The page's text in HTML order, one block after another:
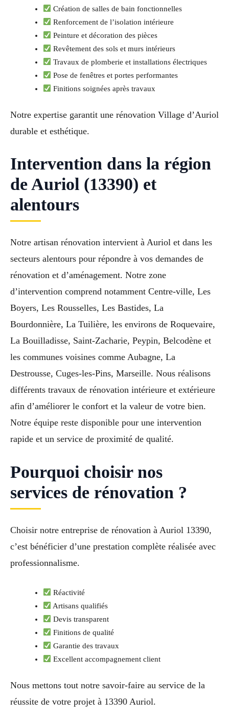
Création de salles de bain fonctionnelles
Renforcement de l’isolation intérieure
Peinture et décoration des pièces
Revêtement des sols et murs intérieurs
Travaux de plomberie et installations électriques
Pose de fenêtres et portes performantes
Finitions soignées après travaux
Notre expertise garantit une rénovation Village d’Auriol
durable et esthétique.
Intervention dans la région
de Auriol (13390) et
alentours
Notre artisan rénovation intervient à Auriol et dans les
secteurs alentours pour répondre à vos demandes de
rénovation et d’aménagement. Notre zone
d’intervention comprend notamment Centre-ville, Les
Boyers, Les Rousselles, Les Bastides, La
Bourdonnière, La Tuilière, les environs de Roquevaire,
La Bouilladisse, Saint-Zacharie, Peypin, Belcodène et
les communes voisines comme Aubagne, La
Destrousse, Cuges-les-Pins, Marseille. Nous réalisons
différents travaux de rénovation intérieure et extérieure
afin d’améliorer le confort et la valeur de votre bien.
Notre équipe reste disponible pour une intervention
rapide et un service de proximité de qualité.
Pourquoi choisir nos
services de rénovation ?
Choisir notre entreprise de rénovation à Auriol 13390,
c’est bénéficier d’une prestation complète réalisée avec
professionnalisme.
Réactivité
Artisans qualifiés
Devis transparent
Finitions de qualité
Garantie des travaux
Excellent accompagnement client
Nous mettons tout notre savoir-faire au service de la
réussite de votre projet à 13390 Auriol.